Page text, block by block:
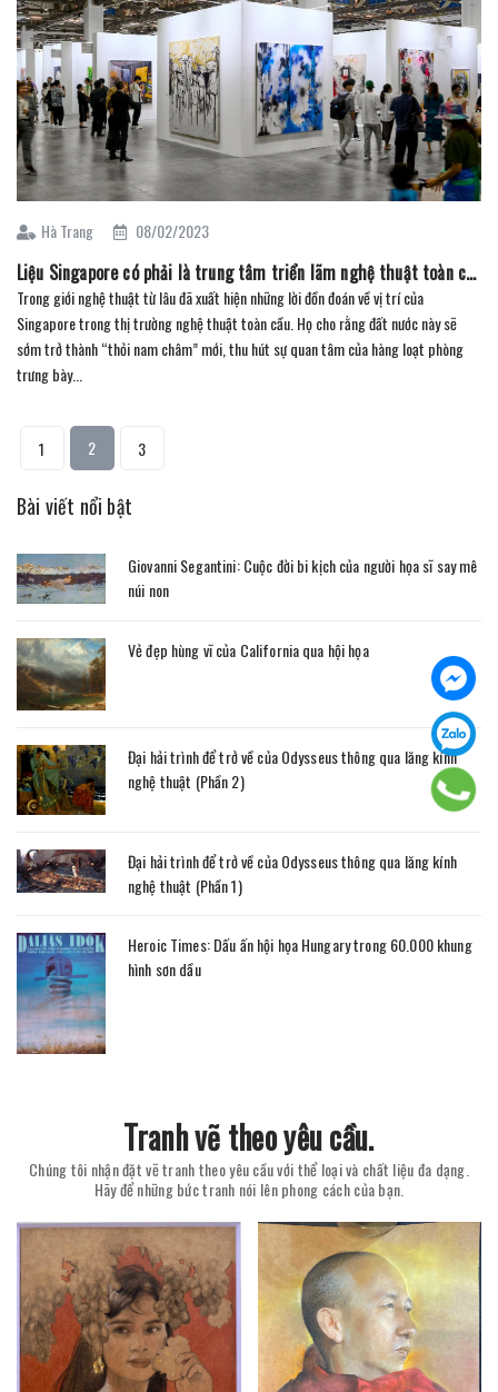
Hà Trang 08/02/2023
Liệu Singapore có phải là trung tâm triển lãm nghệ thuật toàn cầu không? (P1)
Trong giới nghệ thuật từ lâu đã xuất hiện những lời đồn đoán về vị trí của
Singapore trong thị trường nghệ thuật toàn cầu. Họ cho rằng đất nước này sẽ
sớm trở thành “thỏi nam châm” mới, thu hút sự quan tâm của hàng loạt phòng
trưng bày...
1 2 3
Bài viết nổi bật
Giovanni Segantini: Cuộc đời bi kịch của người họa sĩ say mê
núi non
Vẻ đẹp hùng vĩ của California qua hội họa
Đại hải trình để trở về của Odysseus thông qua lăng kính
nghệ thuật (Phần 2)
Đại hải trình để trở về của Odysseus thông qua lăng kính
nghệ thuật (Phần 1)
Heroic Times: Dấu ấn hội họa Hungary trong 60.000 khung
hình sơn dầu
Tranh vẽ theo yêu cầu.
Chúng tôi nhận đặt vẽ tranh theo yêu cầu với thể loại và chất liệu đa dạng.
Hãy để những bức tranh nói lên phong cách của bạn.